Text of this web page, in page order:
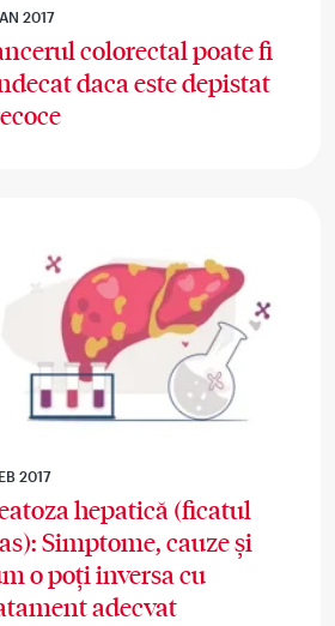
2017
colorectal poate fi
daca este depistat
2017
hepatică (ficatul
Simptome, cauze și
o poți inversa cu
adecvat